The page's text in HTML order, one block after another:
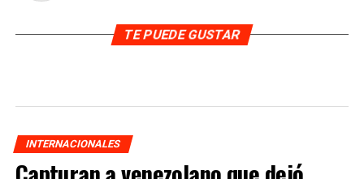
TE PUEDE GUSTAR
INTERNACIONALES